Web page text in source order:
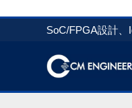
SoC/FPGA設計